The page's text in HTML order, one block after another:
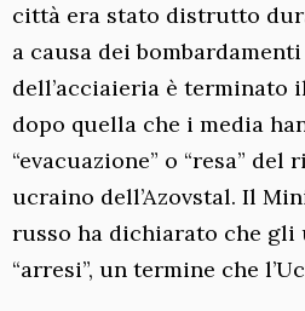
città era stato distrutto
a causa dei bombardamenti
dell’acciaieria è terminato
dopo quella che i media
“evacuazione” o “resa” del
ucraino dell’Azovstal. Il
russo ha dichiarato che gli
“arresi”, un termine che